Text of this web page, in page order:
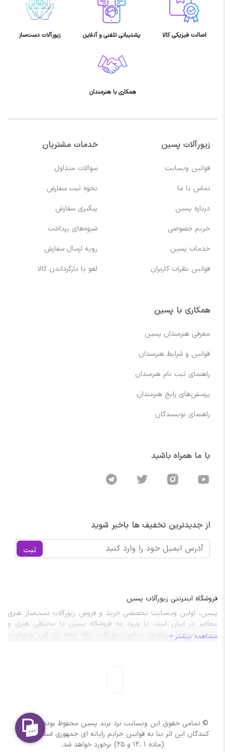
اصالت فیزیکی کالا پشتیبانی تلفنی و آنلاین زیورآلات دست‌ساز
همکاری با هنرمندان
زیورآلات پسین
قوانین وبسایت
تماس با ما
درباره پسین
حریم خصوصی
خدمات پسین
قوانین نظرات کاربران
خدمات مشتریان
سوالات متداول
نحوه ثبت سفارش
پیگیری سفارش
شیوه‌های پرداخت
رویه ارسال سفارش
لغو یا بازگرداندن کالا
همکاری با پسین
معرفی هنرمندان پسین
قوانین و شرایط هنرمندان
راهنمای ثبت نام هنرمندان
پرسش‌های رایج هنرمندان
راهنمای نویسندگان
با ما همراه باشید
از جدیدترین تخفیف ها باخبر شوید
ثبت
فروشگاه اینترنتی زیورآلات پسین
پسین، اولین وب‌سایت تخصصی خرید و فروش زیورآلات دست‌ساز هنری
معاصر در ایران است. با ورود به فروشگاه پسین با محیطی هنری و
پرمعنا مواجه می‌شوید. تمامی زیورآلات ارائه شده در این وبسایت،
مشاهده بیشتر
© تمامی حقوق این وبسایت نزد برند پسین محفوظ بوده و با کپی
کنندگان این اثر بنا به قوانین جرایم رایانه ای جمهوری اسلامی ایران
(ماده 1 ،12 و 25) برخورد خواهد شد.